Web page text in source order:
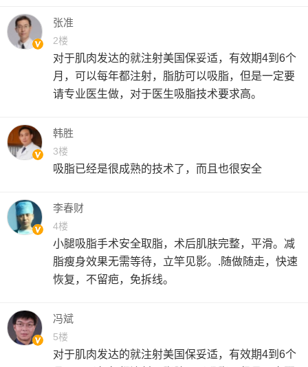
张准
2楼
对于肌肉发达的就注射美国保妥适，有效期4到6个
月，可以每年都注射，脂肪可以吸脂，但是一定要
请专业医生做，对于医生吸脂技术要求高。
韩胜
3楼
吸脂已经是很成熟的技术了，而且也很安全
李春财
4楼
小腿吸脂手术安全取脂，术后肌肤完整，平滑。减
脂瘦身效果无需等待，立竿见影。.随做随走，快速
恢复，不留疤，免拆线。
冯斌
5楼
对于肌肉发达的就注射美国保妥适，有效期4到6个